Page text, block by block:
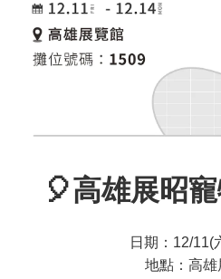
🎈高雄展昭
日期： 12/11(
地點：高雄